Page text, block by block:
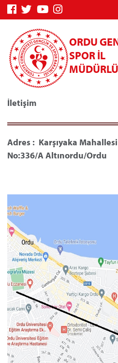
ORDU
SPOR İL
İletişim
Adres : Karşıyaka
No:336/A Altınordu/Ordu
Genç Bilgi Sistemi
Kredi/Yurt E-Ödeme